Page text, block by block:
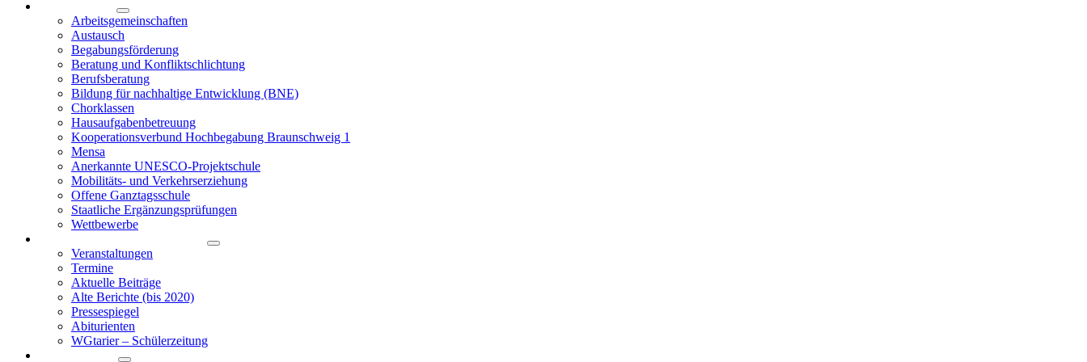
Arbeitsgemeinschaften
Austausch
Begabungsförderung
Beratung und Konfliktschlichtung
Berufsberatung
Bildung für nachhaltige Entwicklung (BNE)
Chorklassen
Hausaufgabenbetreuung
Kooperationsverbund Hochbegabung Braunschweig 1
Mensa
Anerkannte UNESCO-Projektschule
Mobilitäts- und Verkehrserziehung
Offene Ganztagsschule
Staatliche Ergänzungsprüfungen
Wettbewerbe
Veranstaltungen
Termine
Aktuelle Beiträge
Alte Berichte (bis 2020)
Pressespiegel
Abiturienten
WGtarier – Schülerzeitung